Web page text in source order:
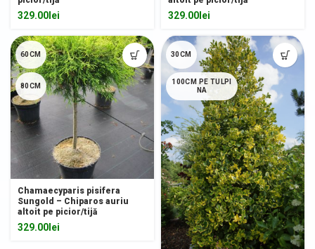
329.00 lei 329.00 lei
60CM
80CM
Chamaecyparis pisifera
Sungold – Chiparos auriu
altoit pe picior/tijă
329.00 lei
30CM
100CM PE TULPI
NA